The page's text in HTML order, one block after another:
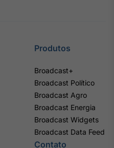
Produtos
Broadcast+
Broadcast Político
Broadcast Agro
Broadcast Energia
Broadcast Widgets
Broadcast Data Feed
Contato